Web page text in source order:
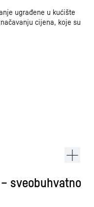
ugrađene u kućište
cijena, koje su
sveobuhvatno